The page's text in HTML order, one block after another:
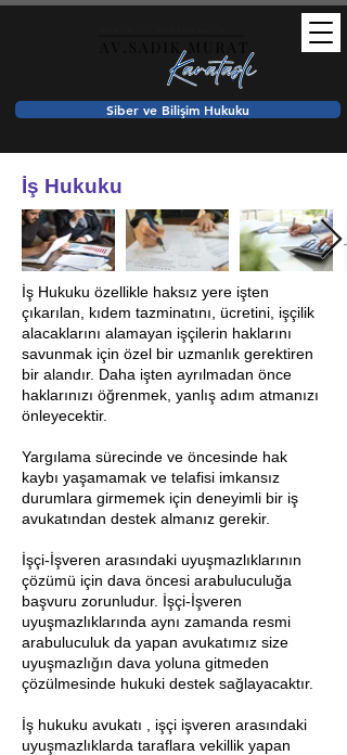
Siber ve Bilişim Hukuku
İş Hukuku
İş Hukuku özellikle haksız yere işten
çıkarılan, kıdem tazminatını, ücretini, işçilik
alacaklarını alamayan işçilerin haklarını
savunmak için özel bir uzmanlık gerektiren
bir alandır. Daha işten ayrılmadan önce
haklarınızı öğrenmek, yanlış adım atmanızı
önleyecektir.
Yargılama sürecinde ve öncesinde hak
kaybı yaşamamak ve telafisi imkansız
durumlara girmemek için deneyimli bir iş
avukatından destek almanız gerekir.
İşçi-İşveren arasındaki uyuşmazlıklarının
çözümü için dava öncesi arabuluculuğa
başvuru zorunludur. İşçi-İşveren
uyuşmazlıklarında aynı zamanda resmi
arabuluculuk da yapan avukatımız size
uyuşmazlığın dava yoluna gitmeden
çözülmesinde hukuki destek sağlayacaktır.
İş hukuku avukatı , işçi işveren arasındaki
uyuşmazlıklarda taraflara vekillik yapan